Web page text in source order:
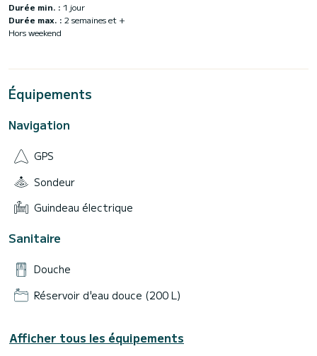
Durée min. : 1 jour
Durée max. : 2 semaines et +
Hors weekend
Équipements
Navigation
GPS
Sondeur
Guindeau électrique
Sanitaire
Douche
Réservoir d'eau douce (200 L)
Afficher tous les équipements